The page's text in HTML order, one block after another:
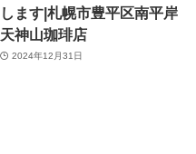
します|札幌市豊平区南平岸
天神山珈琲店
2024年12月31日